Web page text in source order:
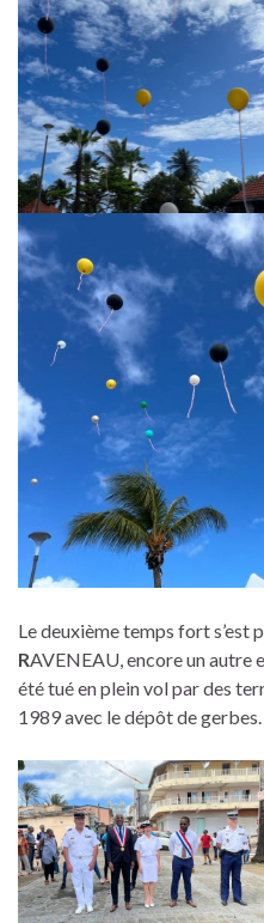
Le deuxième temps fort s’est
RAVENEAU, encore un autre
été tué en plein vol par des
1989 avec le dépôt de gerbes.